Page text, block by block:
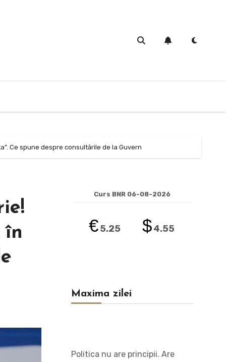
Ce spune despre consultările de la Guvern
în
Curs BNR 06-08-2026
€5.25 $4.55
Maxima zilei
Politica nu are principii. Are